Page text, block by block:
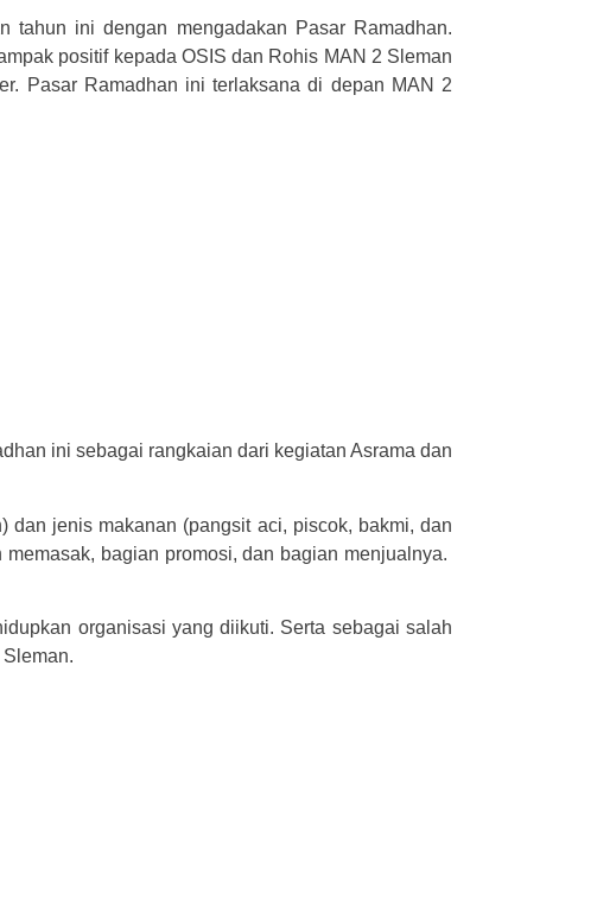
ini dengan mengadakan Pasar Ramadhan.
positif kepada OSIS dan Rohis MAN 2 Sleman
Pasar Ramadhan ini terlaksana di depan MAN 2
ini sebagai rangkaian dari kegiatan Asrama dan
jenis makanan (pangsit aci, piscok, bakmi, dan
bagian promosi, dan bagian menjualnya.
organisasi yang diikuti. Serta sebagai salah